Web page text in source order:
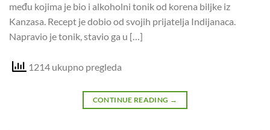
među kojima je bio i alkoholni tonik od korena biljke iz
Kanzasa. Recept je dobio od svojih prijatelja Indijanaca.
Napravio je tonik, stavio ga u […]
1214 ukupno pregleda
CONTINUE READING →